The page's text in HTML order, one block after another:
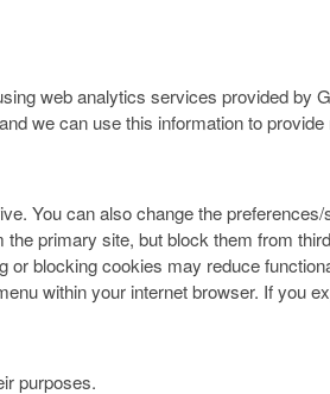
web analytics services provided by
we can use this information to
You can also change the
primary site, but block them from
blocking cookies may reduce
within your internet browser. If you
purposes.